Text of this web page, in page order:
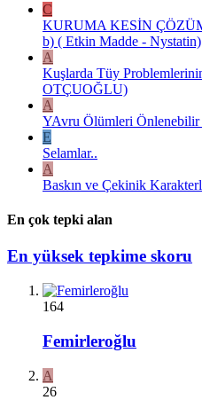
C
KURUMA KESİN
b) ( Etkin Madde - Nystatin)
A
Kuşlarda Tüy
OTÇUOĞLU)
A
YAvru Ölümleri
E
Selamlar..
A
Baskın ve Çekinik
En çok tepki alan
En yüksek tepkime skoru
164
Femirleroğlu
A
26